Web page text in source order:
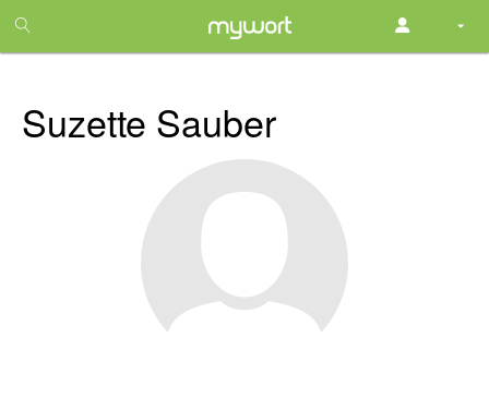
month
free
Suzette Sauber